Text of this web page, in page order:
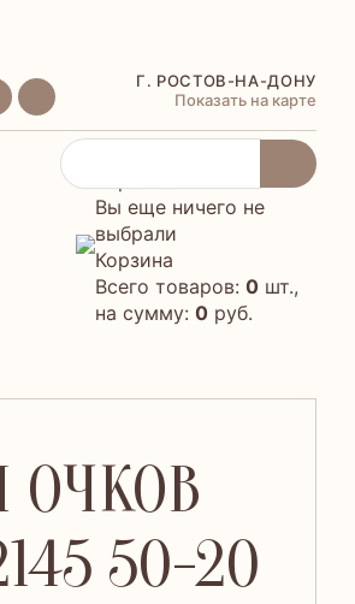
Г. РОСТОВ-НА-ДОНУ
Показать на карте
Вы еще ничего не
выбрали
Корзина
Всего товаров: 0 шт.,
на сумму: 0 руб.
ОЧКОВ
50-20